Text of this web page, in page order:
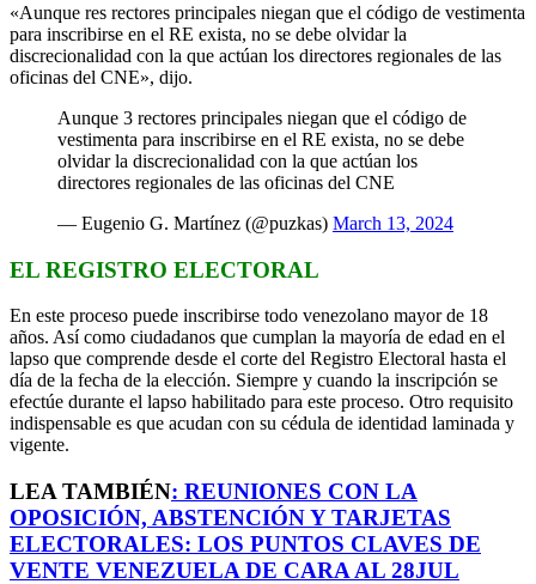
«Aunque res rectores principales niegan que el código de vestimenta
para inscribirse en el RE exista, no se debe olvidar la
discrecionalidad con la que actúan los directores regionales de las
oficinas del CNE», dijo.
Aunque 3 rectores principales niegan que el código de
vestimenta para inscribirse en el RE exista, no se debe
olvidar la discrecionalidad con la que actúan los
directores regionales de las oficinas del CNE
— Eugenio G. Martínez (@puzkas) March 13, 2024
EL REGISTRO ELECTORAL
En este proceso puede inscribirse todo venezolano mayor de 18
años. Así como ciudadanos que cumplan la mayoría de edad en el
lapso que comprende desde el corte del Registro Electoral hasta el
día de la fecha de la elección. Siempre y cuando la inscripción se
efectúe durante el lapso habilitado para este proceso. Otro requisito
indispensable es que acudan con su cédula de identidad laminada y
vigente.
LEA TAMBIÉN: REUNIONES CON LA
OPOSICIÓN, ABSTENCIÓN Y TARJETAS
ELECTORALES: LOS PUNTOS CLAVES DE
VENTE VENEZUELA DE CARA AL 28JUL